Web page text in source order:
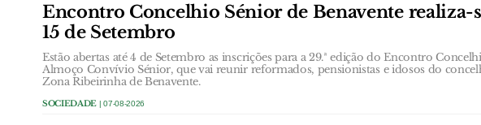
Encontro Concelhio Sénior de Benavente realiza-
15 de Setembro
Estão abertas até 4 de Setembro as inscrições para a 29.ª edição do Encontro
Almoço Convívio Sénior, que vai reunir reformados, pensionistas e idosos do
Zona Ribeirinha de Benavente.
SOCIEDADE | 07-08-2026